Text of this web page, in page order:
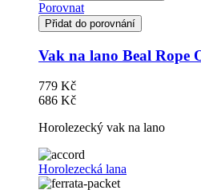
Porovnat
Přidat do porovnání
Vak na lano Beal Rope
779 Kč
686 Kč
Horolezecký vak na lano
Horolezecká lana